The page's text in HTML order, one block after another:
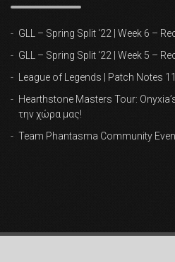
GLL – Spring Split ‘22 | Week 6 –
GLL – Spring Split ‘22 | Week 5 –
League of Legends | Patch Notes
Hearthstone Masters Tour:
την χώρα μας!
Team Phantasma Community